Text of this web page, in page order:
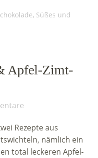
Süßes und
Apfel-Zimt-
Rezepte aus
nämlich ein
total leckeren Apfel-